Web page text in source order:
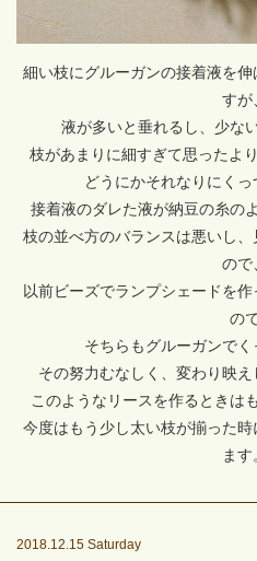
細い枝にグルーガンの接着液を
すが
液が多いと垂れるし、少な
枝があまりに細すぎて思ったよ
どうにかそれなりにくっ
接着液のダレた液が納豆の糸の
枝の並べ方のバランスは悪いし
ので
以前ビーズでランプシェードを
の
そちらもグルーガンでく
その努力むなしく、変わり映
このようなリースを作るときは
今度はもう少し太い枝が揃った
ます
2018.12.15 Saturday